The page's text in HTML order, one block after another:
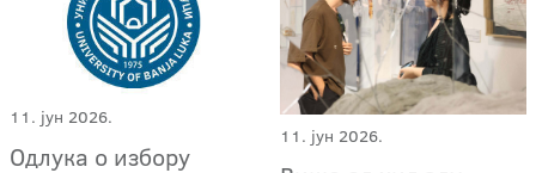
11. јун 2026.
Одлука о избору
11. јун 2026.